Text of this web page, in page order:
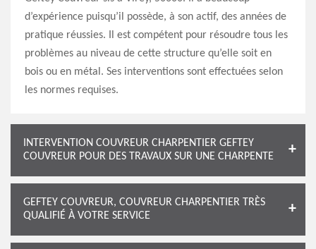
d’expérience puisqu’il possède, à son actif, des années de
pratique réussies. Il est compétent pour résoudre tous les
problèmes au niveau de cette structure qu’elle soit en
bois ou en métal. Ses interventions sont effectuées selon
les normes requises.
INTERVENTION COUVREUR CHARPENTIER GEFTEY
COUVREUR POUR DES TRAVAUX SUR UNE CHARPENTE
GEFTEY COUVREUR, COUVREUR CHARPENTIER TRÈS
QUALIFIÉ À VOTRE SERVICE